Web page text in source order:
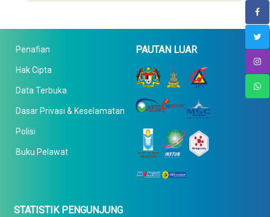
Penafian
Hak Cipta
Data Terbuka
Dasar Privasi & Keselamatan
Polisi
Buku Pelawat
PAUTAN LUAR
STATISTIK PENGUNJUNG